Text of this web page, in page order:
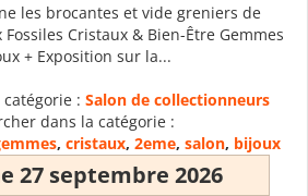
les brocantes et vide greniers de
Cristaux & Bien-Être Gemmes
+ Exposition sur la...
: Salon de collectionneurs
dans la catégorie :
, cristaux, 2eme, salon, bijoux
27 septembre 2026